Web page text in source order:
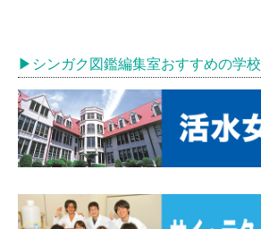
▶︎シンガク図鑑編集室おすすめの学校